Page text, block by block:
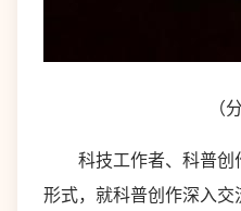
（分
科技工作者、科普创
形式，就科普创作深入